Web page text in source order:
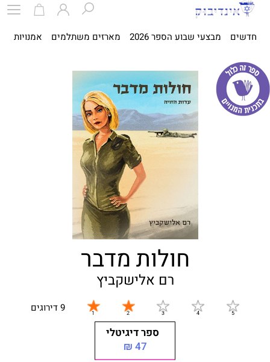
חדשים מבצעי שבוע הספר 2026 מארזים משתלמים אמנויות
חולות מדבר
רם אלישקביץ
9 דירוגים
ספר דיגיטלי
47 ₪